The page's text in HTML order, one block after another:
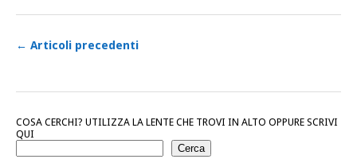
← Articoli precedenti
COSA CERCHI? UTILIZZA LA LENTE CHE TROVI IN ALTO OPPURE SCRIVI
QUI
Cerca